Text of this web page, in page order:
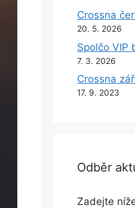
Crossna
20. 5. 2026
Spolčo VIP
7. 3. 2026
Crossna
17. 9. 2023
Odběr
Zadejte